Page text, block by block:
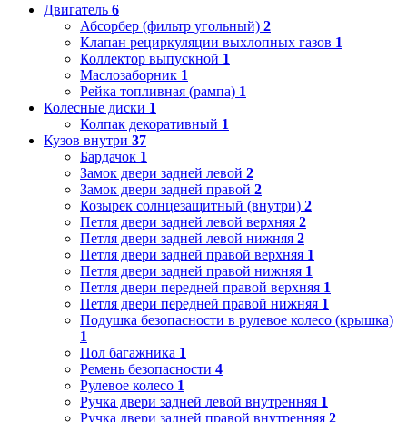
Двигатель 6
Абсорбер (фильтр угольный) 2
Клапан рециркуляции выхлопных газов 1
Коллектор выпускной 1
Маслозаборник 1
Рейка топливная (рампа) 1
Колесные диски 1
Колпак декоративный 1
Кузов внутри 37
Бардачок 1
Замок двери задней левой 2
Замок двери задней правой 2
Козырек солнцезащитный (внутри) 2
Петля двери задней левой верхняя 2
Петля двери задней левой нижняя 2
Петля двери задней правой верхняя 1
Петля двери задней правой нижняя 1
Петля двери передней правой верхняя 1
Петля двери передней правой нижняя 1
Подушка безопасности в рулевое колесо (крышка)
1
Пол багажника 1
Ремень безопасности 4
Рулевое колесо 1
Ручка двери задней левой внутренняя 1
Ручка двери задней правой внутренняя 2